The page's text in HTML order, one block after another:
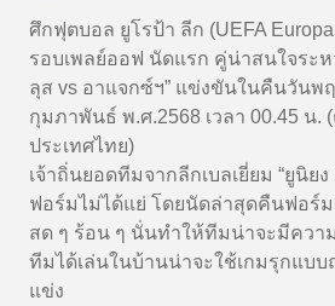
ศึกฟุตบอล ยูโรป้า ลีก (UEFA
รอบเพลย์ออฟ นัดแรก คู่น่าสนใจระห
ลุส vs อาแจกซ์ฯ” แข่งขันในคืนวันพ
กุมภาพันธ์ พ.ศ.2568 เวลา 00.45 น. (
ประเทศไทย)
เจ้าถิ่นยอดทีมจากลีกเบลเยี่ยม “ยูนิย
ฟอร์มไม่ได้แย่ โดยนัดล่าสุดคืนฟอร์
สด ๆ ร้อน ๆ นั่นทำให้ทีมน่าจะมีควา
ทีมได้เล่นในบ้านน่าจะใช้เกมรุกแบบ
แข่ง